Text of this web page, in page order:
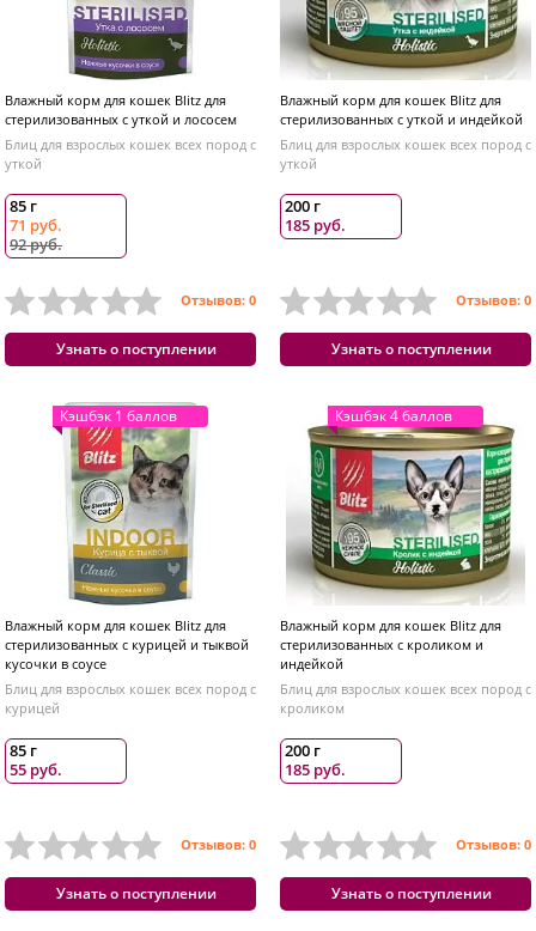
Влажный корм для кошек Blitz для
стерилизованных с уткой и лососем
Блиц для взрослых кошек всех пород с
уткой
85 г
71 руб.
92 руб.
Отзывов: 0
Узнать о поступлении
Влажный корм для кошек Blitz для
стерилизованных с уткой и индейкой
Блиц для взрослых кошек всех пород с
уткой
200 г
185 руб.
Отзывов: 0
Узнать о поступлении
Кэшбэк 1 баллов
Влажный корм для кошек Blitz для
стерилизованных с курицей и тыквой
кусочки в соусе
Блиц для взрослых кошек всех пород с
курицей
85 г
55 руб.
Отзывов: 0
Узнать о поступлении
Кэшбэк 4 баллов
Влажный корм для кошек Blitz для
стерилизованных с кроликом и
индейкой
Блиц для взрослых кошек всех пород с
кроликом
200 г
185 руб.
Отзывов: 0
Узнать о поступлении